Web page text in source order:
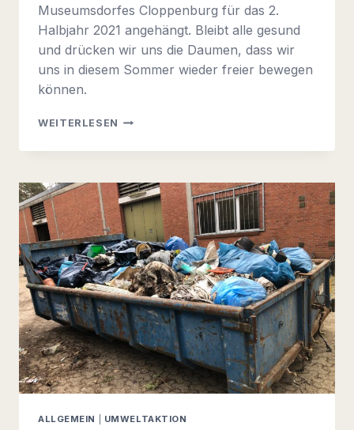
Museumsdorfes Cloppenburg für das 2.
Halbjahr 2021 angehängt. Bleibt alle gesund
und drücken wir uns die Daumen, dass wir
uns in diesem Sommer wieder freier bewegen
können.
WEITERLESEN ES
WIEDER
GEHT
ES
WIEDER
LOS?
ALLGEMEIN UMWELTAKTION